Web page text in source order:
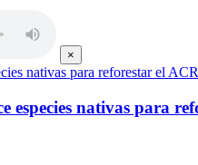
×
especies nativas para